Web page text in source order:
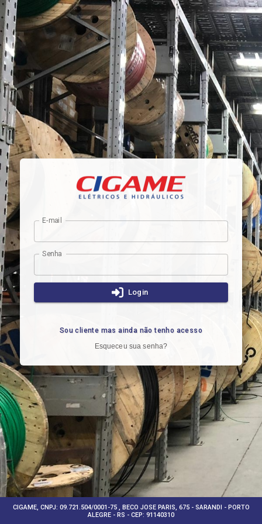
E-mail
Senha
Login
Sou cliente mas ainda não tenho acesso
Esqueceu sua senha?
CIGAME, CNPJ: 09.721.504/0001-75 , BECO JOSE PARIS, 675 - SARANDI - PORTO
ALEGRE - RS - CEP: 91140310